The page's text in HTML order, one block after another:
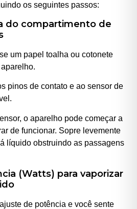
os seguintes passos:
do compartimento de
um papel toalha ou cotonete
pinos de contato e ao sensor de
o aparelho pode começar a
de funcionar. Sopre levemente
líquido obstruindo as passagens
(Watts) para vaporizar
de potência e você sente